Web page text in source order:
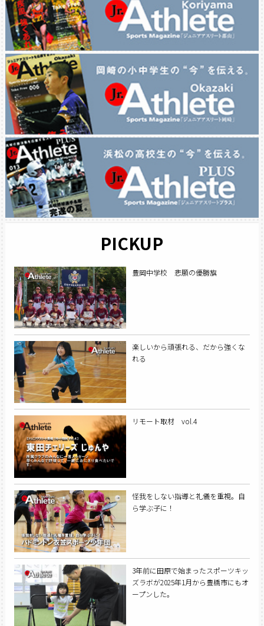
PICKUP
豊岡中学校 悲願の優勝旗
楽しいから頑張れる、だから強くな
れる
リモート取材 vol.4
怪我をしない指導と礼儀を重視。自
ら学ぶ子に！
3年前に田原で始まったスポーツキッ
ズラボが2025年1月から豊橋市にもオ
ープンした。